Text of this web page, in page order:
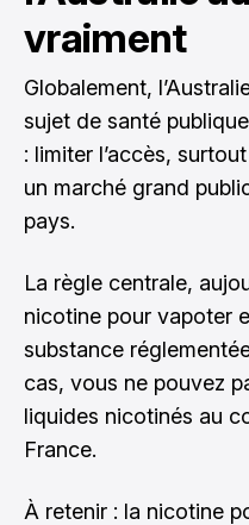
vraiment
Globalement,
sujet de santé
: limiter l’accès,
un marché grand
pays.
La règle centrale,
nicotine pour vapoter
substance
cas, vous ne pouvez
liquides nicotinés au
France.
À retenir : la nicotine